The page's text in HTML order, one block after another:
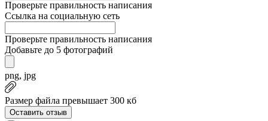
Проверьте правильность написания
Ссылка на социальную сеть
Проверьте правильность написания
Добавьте до 5 фотографий
png, jpg
Размер файла превышает 300 кб
Оставить отзыв